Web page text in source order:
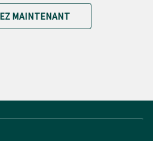
MAINTENANT